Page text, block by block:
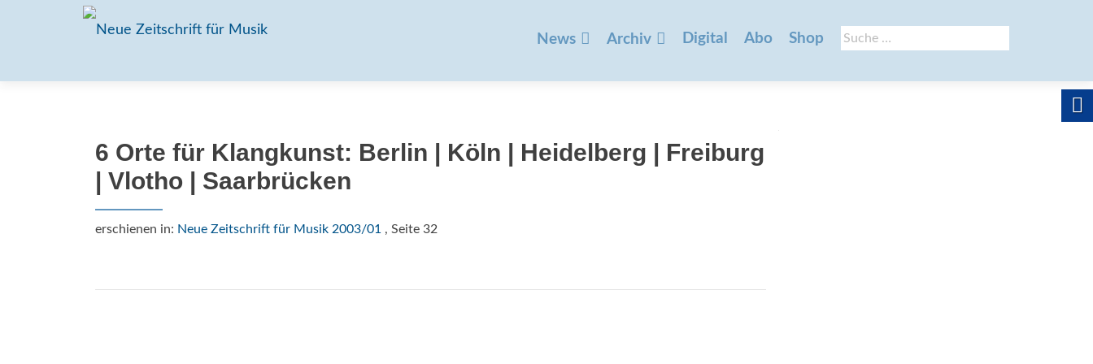
Suche
nach:
springen
News Archiv Digital Abo Shop
6 Orte für Klangkunst: Berlin | Köln | Heidelberg | Freiburg
| Vlotho | Saarbrücken
erschienen in: Neue Zeitschrift für Musik 2003/01 , Seite 32